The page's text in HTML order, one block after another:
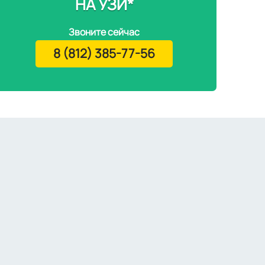
Звоните сейчас
8 (812) 385-77-56